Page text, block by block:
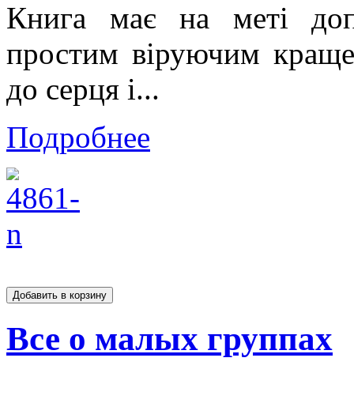
Книга має на меті
простим віруючим краще
до серця і...
Подробнее
Все о малых группах